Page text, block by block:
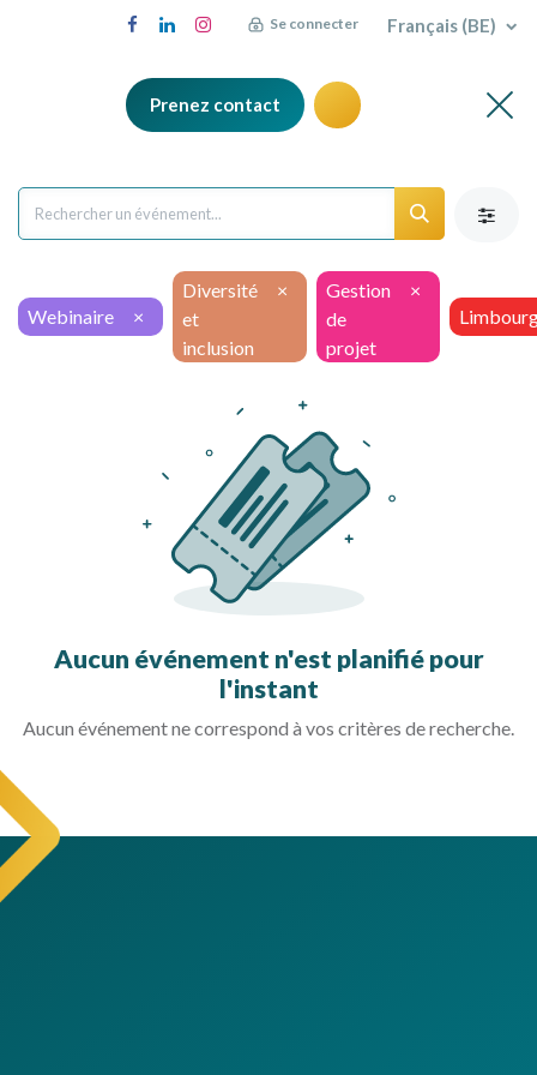
Se connecter Français (BE)
Prenez contact
Webinaire ×
Diversité
et
inclusion
×
Gestion
de
projet
×
Aucun événement n'est planifié pour
l'instant
Aucun événement ne correspond à vos critères de recherche.